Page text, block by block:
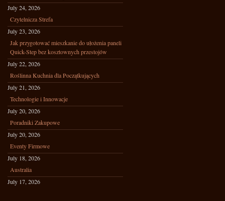
July 24, 2026
Czytelnicza Strefa
July 23, 2026
Jak przygotować mieszkanie do ułożenia paneli
Quick-Step bez kosztownych przestojów
July 22, 2026
Roślinna Kuchnia dla Początkujących
July 21, 2026
Technologie i Innowacje
July 20, 2026
Poradniki Zakupowe
July 20, 2026
Eventy Firmowe
July 18, 2026
Australia
July 17, 2026